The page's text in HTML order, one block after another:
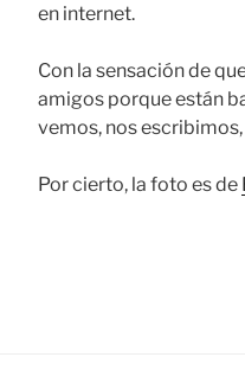
en internet.
Con la sensación de
amigos porque están
vemos, nos
Por cierto, la foto es de